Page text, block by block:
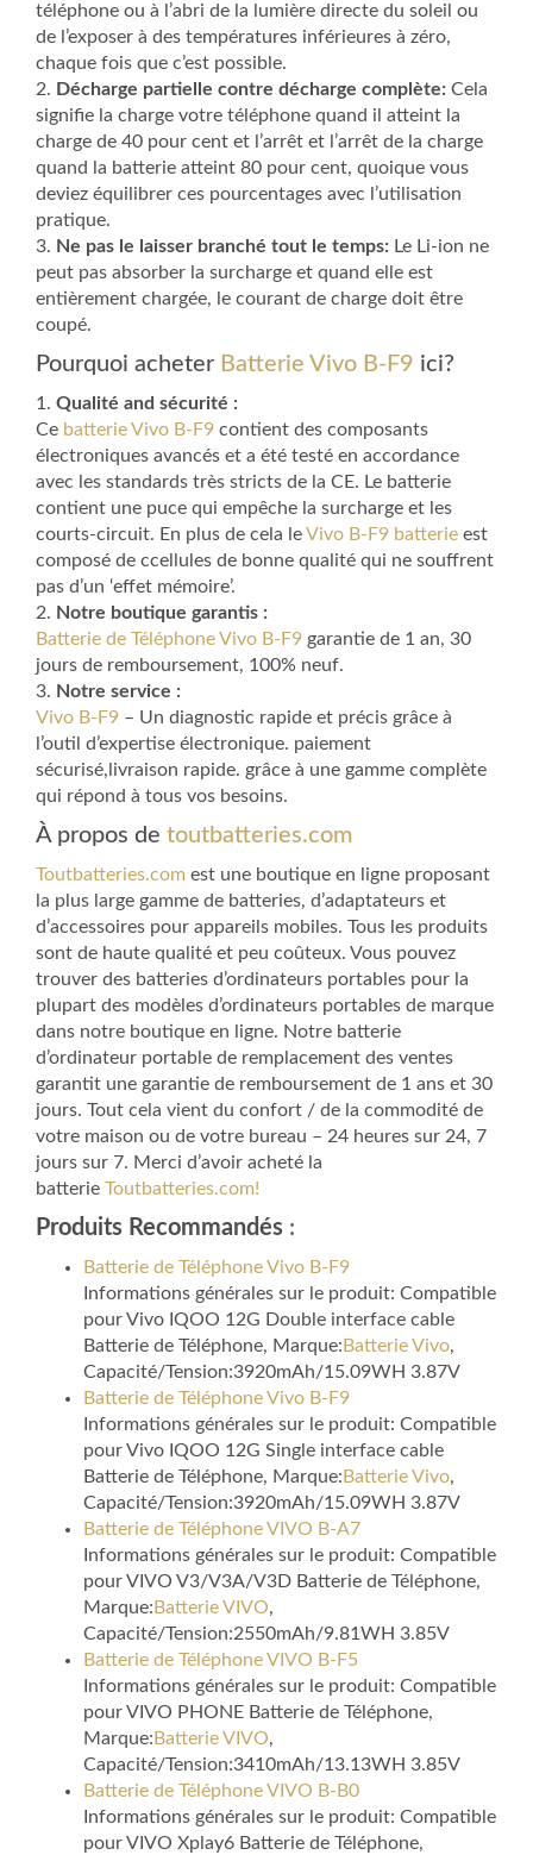
téléphone ou à l’abri de la lumière directe du soleil ou
de l’exposer à des températures inférieures à zéro,
chaque fois que c’est possible.
2. Décharge partielle contre décharge complète: Cela
signifie la charge votre téléphone quand il atteint la
charge de 40 pour cent et l’arrêt et l’arrêt de la charge
quand la batterie atteint 80 pour cent, quoique vous
deviez équilibrer ces pourcentages avec l’utilisation
pratique.
3. Ne pas le laisser branché tout le temps: Le Li-ion ne
peut pas absorber la surcharge et quand elle est
entièrement chargée, le courant de charge doit être
coupé.
Pourquoi acheter Batterie Vivo B-F9 ici?
1. Qualité and sécurité :
Ce batterie Vivo B-F9 contient des composants
électroniques avancés et a été testé en accordance
avec les standards très stricts de la CE. Le batterie
contient une puce qui empêche la surcharge et les
courts-circuit. En plus de cela leVivo B-F9 batterie est
composé de ccellules de bonne qualité qui ne souffrent
pas d’un ‘effet mémoire’.
2. Notre boutique garantis :
Batterie de Téléphone Vivo B-F9 garantie de 1 an, 30
jours de remboursement, 100% neuf.
3. Notre service :
Vivo B-F9 – Un diagnostic rapide et précis grâce à
l’outil d’expertise électronique. paiement
sécurisé,livraison rapide. grâce à une gamme complète
qui répond à tous vos besoins.
À propos de toutbatteries.com
Toutbatteries.com est une boutique en ligne proposant
la plus large gamme de batteries, d’adaptateurs et
d’accessoires pour appareils mobiles. Tous les produits
sont de haute qualité et peu coûteux. Vous pouvez
trouver des batteries d’ordinateurs portables pour la
plupart des modèles d’ordinateurs portables de marque
dans notre boutique en ligne. Notre batterie
d’ordinateur portable de remplacement des ventes
garantit une garantie de remboursement de 1 ans et 30
jours. Tout cela vient du confort / de la commodité de
votre maison ou de votre bureau – 24 heures sur 24, 7
jours sur 7. Merci d’avoir acheté la
batterie Toutbatteries.com!
Produits Recommandés :
Batterie de Téléphone Vivo B-F9
Informations générales sur le produit: Compatible
pour Vivo IQOO 12G Double interface cable
Batterie de Téléphone, Marque: Batterie Vivo,
Capacité/Tension:3920mAh/15.09WH 3.87V
Batterie de Téléphone Vivo B-F9
Informations générales sur le produit: Compatible
pour Vivo IQOO 12G Single interface cable
Batterie de Téléphone, Marque: Batterie Vivo,
Capacité/Tension:3920mAh/15.09WH 3.87V
Batterie de Téléphone VIVO B-A7
Informations générales sur le produit: Compatible
pour VIVO V3/V3A/V3D Batterie de Téléphone,
Marque: Batterie VIVO,
Capacité/Tension:2550mAh/9.81WH 3.85V
Batterie de Téléphone VIVO B-F5
Informations générales sur le produit: Compatible
pour VIVO PHONE Batterie de Téléphone,
Marque: Batterie VIVO,
Capacité/Tension:3410mAh/13.13WH 3.85V
Batterie de Téléphone VIVO B-B0
Informations générales sur le produit: Compatible
pour VIVO Xplay6 Batterie de Téléphone,